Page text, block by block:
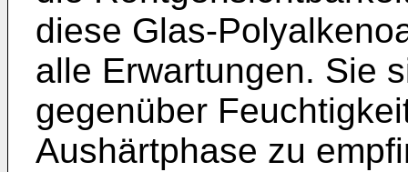
diese Glas-
alle Erwartungen. Sie
gegenüber
Aushärtphase zu